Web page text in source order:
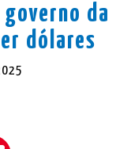
da
dólares